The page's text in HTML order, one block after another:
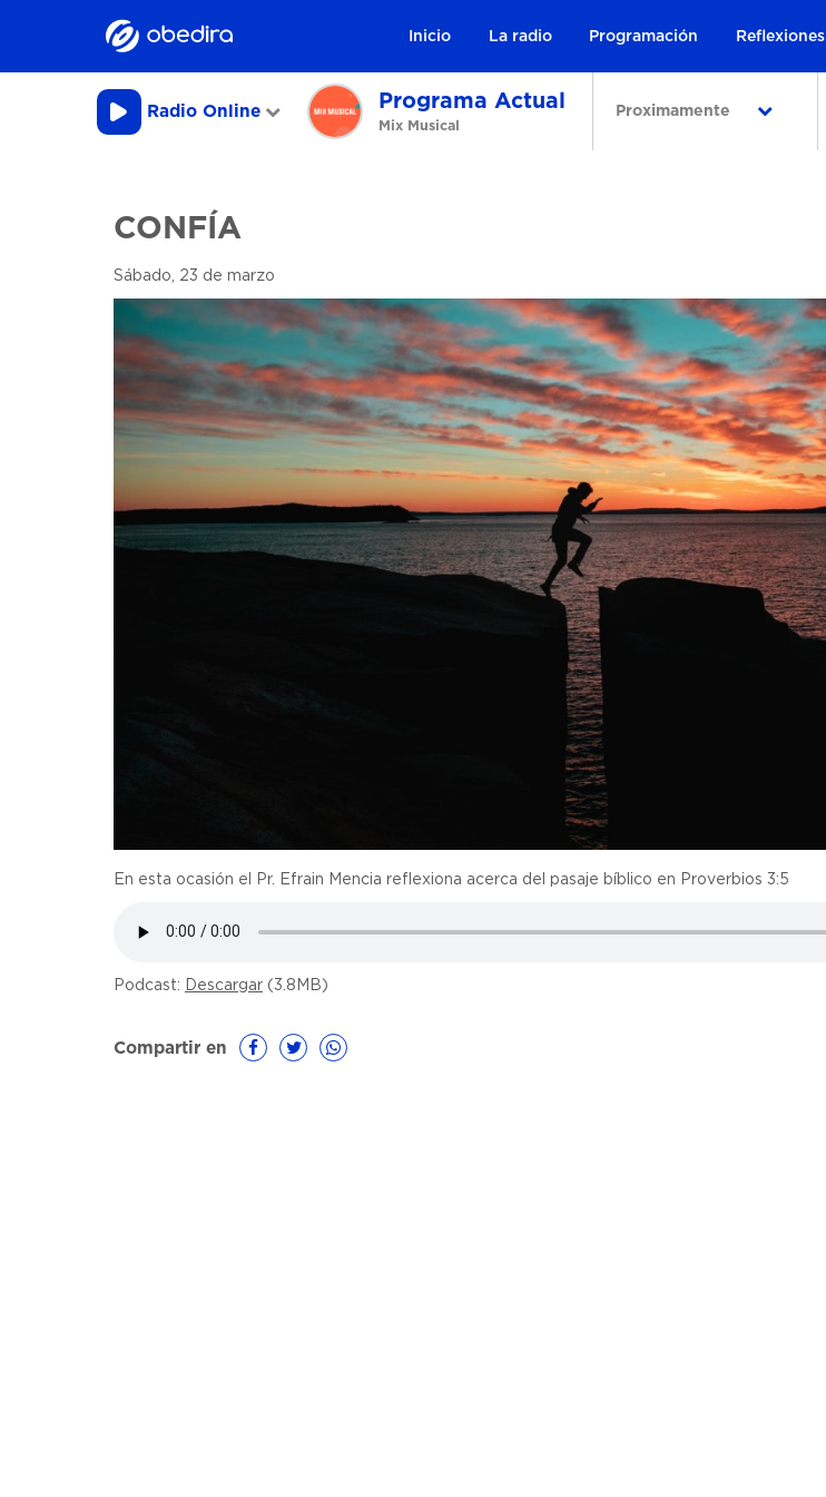
Inicio La radio Programación Reflexiones
Radio Online Programa Actual
Mix Musical
Proximamente
CONFÍA
Sábado, 23 de marzo
En esta ocasión el Pr. Efrain Mencia reflexiona acerca del pasaje bíblico en Proverbios 3:5
Podcast: Descargar (3.8MB)
Compartir en